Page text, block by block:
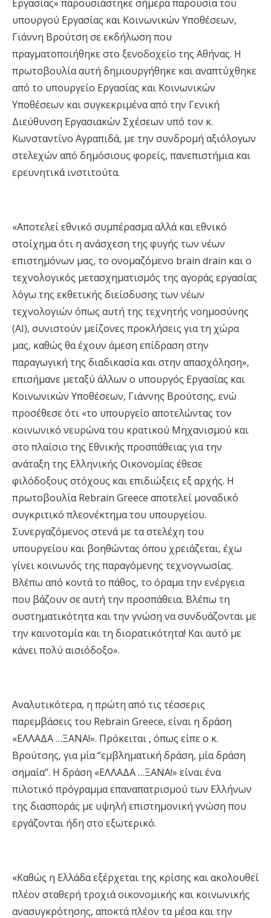
Εργασίας» παρουσιάστηκε σήμερα παρουσία του
υπουργού Εργασίας και Κοινωνικών Υποθέσεων,
Γιάννη Βρούτση σε εκδήλωση που
πραγματοποιήθηκε στο ξενοδοχείο της Αθήνας. Η
πρωτοβουλία αυτή δημιουργήθηκε και αναπτύχθηκε
από το υπουργείο Εργασίας και Κοινωνικών
Υποθέσεων και συγκεκριμένα από την Γενική
Διεύθυνση Εργασιακών Σχέσεων υπό τον κ.
Κωνσταντίνο Αγραπιδά, με την συνδρομή αξιόλογων
στελεχών από δημόσιους φορείς, πανεπιστήμια και
ερευνητικά ινστιτούτα.
«Αποτελεί εθνικό συμπέρασμα αλλά και εθνικό
στοίχημα ότι η ανάσχεση της φυγής των νέων
επιστημόνων μας, το ονομαζόμενο brain drain και ο
τεχνολογικός μετασχηματισμός της αγοράς εργασίας
λόγω της εκθετικής διείσδυσης των νέων
τεχνολογιών όπως αυτή της τεχνητής νοημοσύνης
(ΑΙ), συνιστούν μείζονες προκλήσεις για τη χώρα
μας, καθώς θα έχουν άμεση επίδραση στην
παραγωγική της διαδικασία και στην απασχόληση»,
επισήμανε μεταξύ άλλων ο υπουργός Εργασίας και
Κοινωνικών Υποθέσεων, Γιάννης Βρούτσης, ενώ
προσέθεσε ότι «το υπουργείο αποτελώντας τον
κοινωνικό νευρώνα του κρατικού Μηχανισμού και
στο πλαίσιο της Εθνικής προσπάθειας για την
ανάταξη της Ελληνικής Οικονομίας έθεσε
φιλόδοξους στόχους και επιδιώξεις εξ αρχής. Η
πρωτοβουλία Rebrain Greece αποτελεί μοναδικό
συγκριτικό πλεονέκτημα του υπουργείου.
Συνεργαζόμενος στενά με τα στελέχη του
υπουργείου και βοηθώντας όπου χρειάζεται, έχω
γίνει κοινωνός της παραγόμενης τεχνογνωσίας.
Βλέπω από κοντά το πάθος, το όραμα την ενέργεια
που βάζουν σε αυτή την προσπάθεια. Βλέπω τη
συστηματικότητα και την γνώση να συνδυάζονται με
την καινοτομία και τη διορατικότητα! Και αυτό με
κάνει πολύ αισιόδοξο».
Αναλυτικότερα, η πρώτη από τις τέσσερις
παρεμβάσεις του Rebrain Greece, είναι η δράση
«ΕΛΛΑΔΑ …ΞΑΝΑ!». Πρόκειται , όπως είπε ο κ.
Βρούτσης, για μία ‘’εμβληματική δράση, μία δράση
σημαία”. Η δράση «ΕΛΛΑΔΑ …ΞΑΝΑ!» είναι ένα
πιλοτικό πρόγραμμα επαναπατρισμού των Ελλήνων
της διασποράς με υψηλή επιστημονική γνώση που
εργάζονται ήδη στο εξωτερικό.
«Καθώς η Ελλάδα εξέρχεται της κρίσης και ακολουθεί
πλέον σταθερή τροχιά οικονομικής και κοινωνικής
ανασυγκρότησης, αποκτά πλέον τα μέσα και την